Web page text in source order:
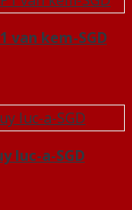
van kem-SGD
luc-a-SGD